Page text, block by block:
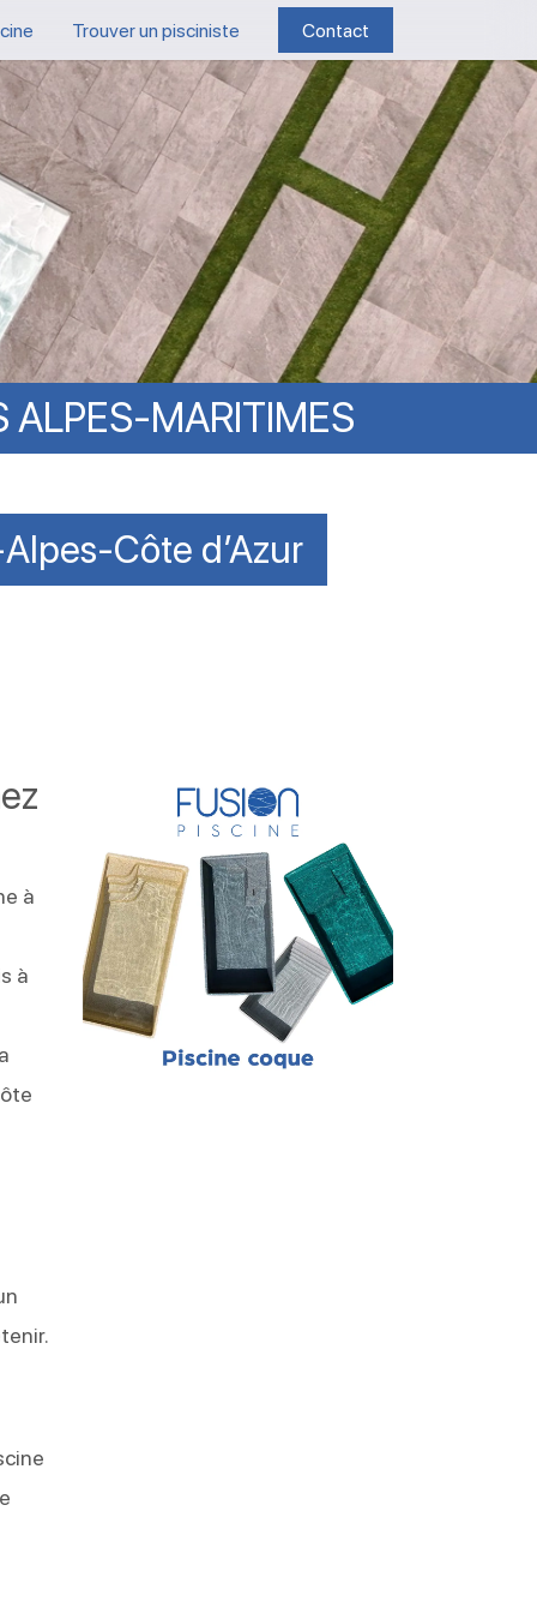
Trouver un pisciniste Contact
ALPES-MARITIMES
Côte d’Azur
à
à